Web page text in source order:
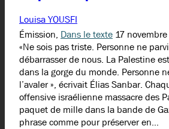
Louisa YOUSFI
Émission, Dans le texte 17
«Ne sois pas triste. Personne ne
débarrasser de nous. La Palestine
dans la gorge du monde. Personne
l’avaler », écrivait Élias Sanbar.
offensive israélienne massacre des
paquet de mille dans la bande de
phrase comme pour préserver en…